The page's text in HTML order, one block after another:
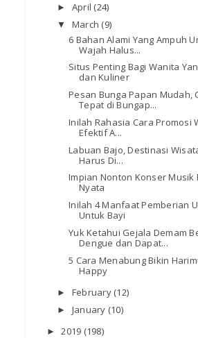
► April (24)
▼ March (9)
6 Bahan Alami Yang Ampuh
Wajah Halus...
Situs Penting Bagi Wanita
dan Kuliner
Pesan Bunga Papan Mudah,
Tepat di Bungap...
Inilah Rahasia Cara Promosi
Efektif A...
Labuan Bajo, Destinasi
Harus Di...
Impian Nonton Konser Musik
Nyata
Inilah 4 Manfaat Pemberian
Untuk Bayi
Yuk Ketahui Gejala Demam
Dengue dan Dapat...
5 Cara Menabung Bikin
Happy
► February (12)
► January (10)
►2019 (198)